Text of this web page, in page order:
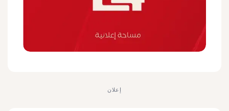
إعلان